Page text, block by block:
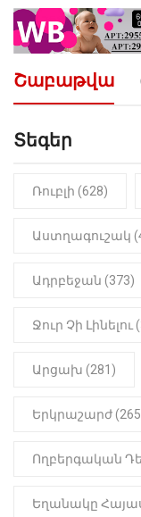
Շաբաթվա
Տեգեր
Ռուբլի (628)
Աստղագուշակ
Ադրբեջան (373)
Ջուր Չի Լինելու
Արցախ (281)
Երկրաշարժ
Ողբերգական
Եղանակը